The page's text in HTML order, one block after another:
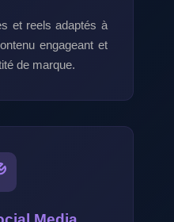
et reels adaptés à
engageant et
de marque.